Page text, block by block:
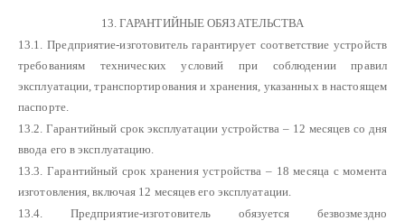
13. ГАРАНТИЙНЫЕ ОБЯЗАТЕЛЬСТВА
13.1. Предприятие-изготовитель гарантирует соответствие устройств
требованиям технических условий при соблюдении правил
эксплуатации, транспортирования и хранения, указанных в настоящем
паспорте.
13.2. Гарантийный срок эксплуатации устройства – 12 месяцев со дня
ввода его в эксплуатацию.
13.3. Гарантийный срок хранения устройства – 18 месяца с момента
изготовления, включая 12 месяцев его эксплуатации.
13.4. Предприятие-изготовитель обязуется безвозмездно